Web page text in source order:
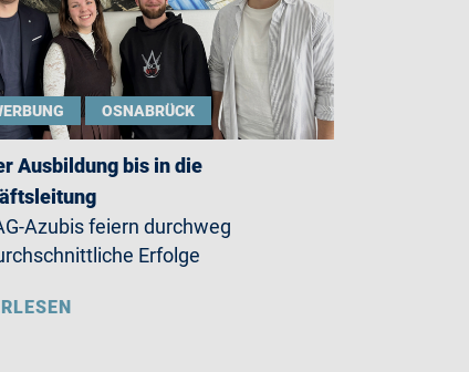
OSNABRÜCK
Ausbildung bis in die
Azubis feiern durchweg
Erfolge